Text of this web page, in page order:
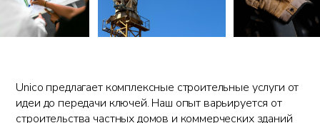
Unico предлагает комплексные строительные услуги от
идеи до передачи ключей. Наш опыт варьируется от
строительства частных домов и коммерческих зданий